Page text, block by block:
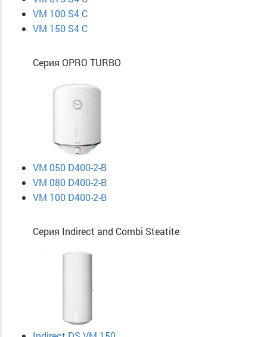
VM 100 S4 C
VM 150 S4 C
Серия OPRO TURBO
VM 050 D400-2-B
VM 080 D400-2-B
VM 100 D400-2-B
Серия Indirect and Combi Steatite